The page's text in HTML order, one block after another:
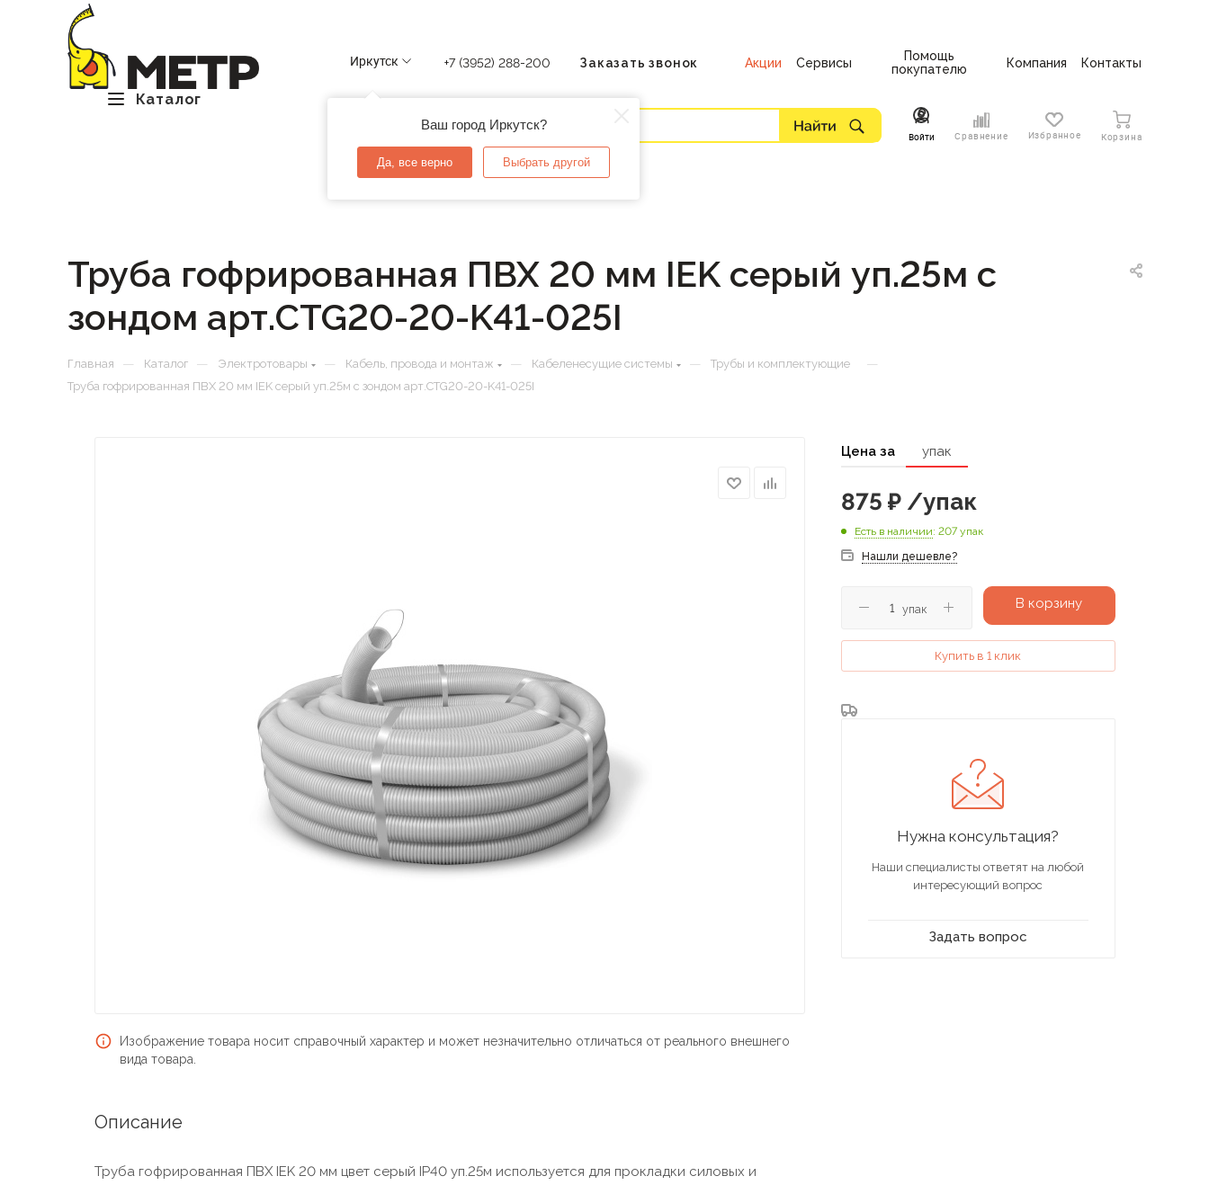
Каталог
Иркутск
Ваш город Иркутск?
Да, все верно Выбрать другой
+7 (3952) 288-200 Заказать звонок Акции Сервисы
Помощь
покупателю
Компания Контакты
Войти Сравнение Избранное Корзина
Труба гофрированная ПВХ 20 мм IEK серый уп.25м с
зондом арт.CTG20-20-K41-025I
Главная — Каталог — Электротовары — Кабель, провода и монтаж — Кабеленесущие системы — Трубы и комплектующие —
Труба гофрированная ПВХ 20 мм IEK серый уп.25м с зондом арт.CTG20-20-K41-025I
Изображение товара носит справочный характер и может незначительно отличаться от реального внешнего
вида товара.
Описание
Труба гофрированная ПВХ IEK 20 мм цвет серый IP40 уп.25м используется для прокладки силовых и
Цена за упак
875 ₽/упак
Есть в наличии: 207 упак
Нашли дешевле?
упак В корзину
Купить в 1 клик
Нужна консультация?
Наши специалисты ответят на любой
интересующий вопрос
Задать вопрос